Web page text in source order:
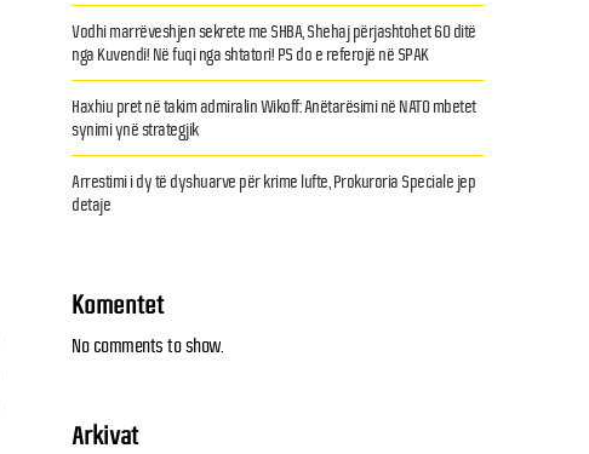
Vodhi marrëveshjen sekrete me SHBA, Shehaj përjashtohet 60 ditë
nga Kuvendi! Në fuqi nga shtatori! PS do e referojë në SPAK
Haxhiu pret në takim admiralin Wikoff: Anëtarësimi në NATO mbetet
synimi ynë strategjik
Arrestimi i dy të dyshuarve për krime lufte, Prokuroria Speciale jep
detaje
Komentet
No comments to show.
Arkivat